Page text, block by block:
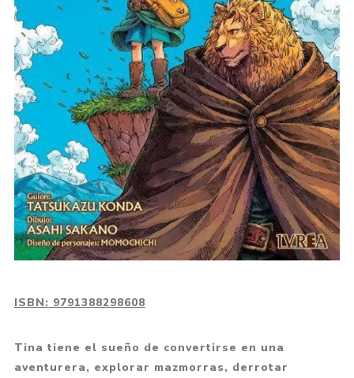
ISBN: 9791388298608
Tina tiene el sueño de convertirse en una
aventurera, explorar mazmorras, derrotar